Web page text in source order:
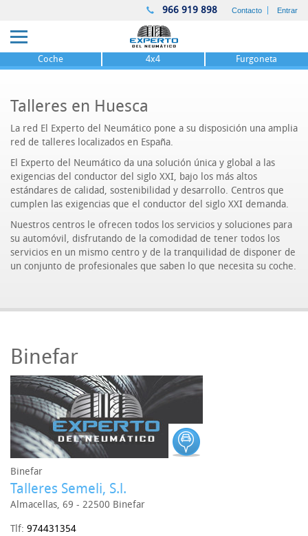
966 919 898 Contacto Entrar
Coche 4x4 Furgoneta
Talleres en Huesca
La red El Experto del Neumático pone a su disposición una amplia
red de talleres localizados en España.
El Experto del Neumático da una solución única y global a las
exigencias del conductor del siglo XXI, bajo los más altos
estándares de calidad, sostenibilidad y desarrollo. Centros que
cumplen las exigencias que el conductor del siglo XXI demanda.
Nuestros centros le ofrecen todos los servicios y soluciones para
su automóvil, disfrutando de la comodidad de tener todos los
servicios en un mismo centro y de la tranquilidad de disponer de
un conjunto de profesionales que saben lo que necesita su coche.
Binefar
Binefar
Talleres Semeli, S.l.
Almacellas, 69 - 22500 Binefar
Tlf: 974431354